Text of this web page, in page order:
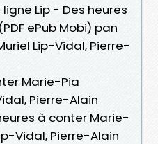
Lip - Des heures
ePub Mobi) pan
Lip-Vidal, Pierre-
Marie-Pia
Pierre-Alain
à conter Marie-
Vidal, Pierre-Alain